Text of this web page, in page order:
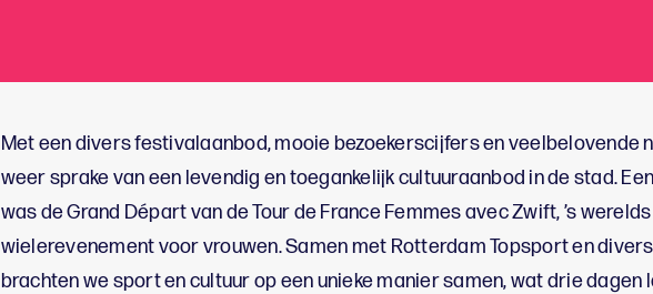
Met een divers festivalaanbod, mooie bezoekerscijfers en veelbelovende
weer sprake van een levendig en toegankelijk cultuuraanbod in de stad.
was de Grand Départ van de Tour de France Femmes avec Zwift, ’s
wielerevenement voor vrouwen. Samen met Rotterdam Topsport en
brachten we sport en cultuur op een unieke manier samen, wat drie dagen